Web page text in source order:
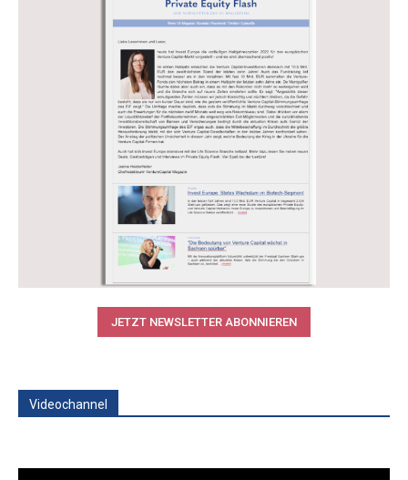
JETZT NEWSLETTER ABONNIEREN
Videochannel